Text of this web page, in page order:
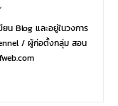
น Blog และอยู่ในวงการ
/ ผู้ก่อตั้งกลุ่ม สอน